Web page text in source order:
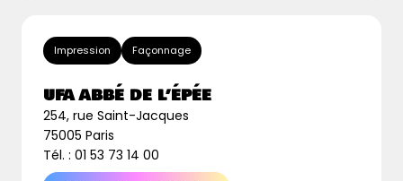
Impression Façonnage
UFA ABBÉ DE L’ÉPÉE
254, rue Saint-Jacques
75005 Paris
Tél. : 01 53 73 14 00